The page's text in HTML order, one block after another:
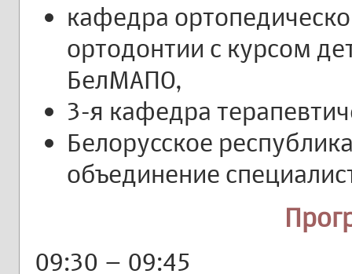
кафедра
ортодонтии с курсом
БелМАПО,
3-я кафедра
Белорусское
объединение
09:30 – 09:45